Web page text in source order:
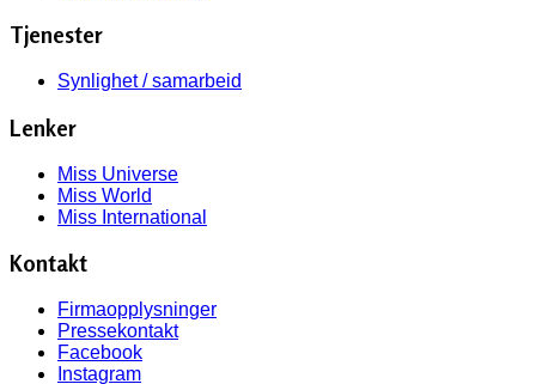
Tjenester
Synlighet / samarbeid
Lenker
Miss Universe
Miss World
Miss International
Kontakt
Firmaopplysninger
Pressekontakt
Facebook
Instagram